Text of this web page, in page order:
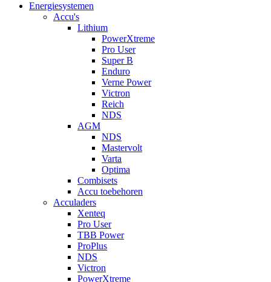
Energiesystemen
Accu's
Lithium
PowerXtreme
Pro User
Super B
Enduro
Verne Power
Victron
Reich
NDS
AGM
NDS
Mastervolt
Varta
Optima
Combisets
Accu toebehoren
Acculaders
Xenteq
Pro User
TBB Power
ProPlus
NDS
Victron
PowerXtreme